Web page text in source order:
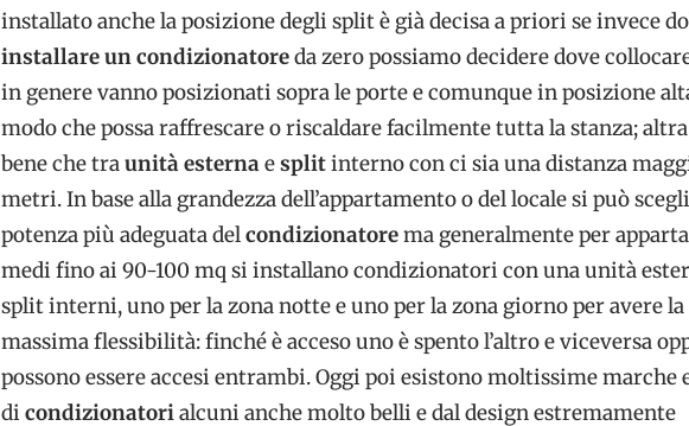
installato anche la posizione degli split è già decisa a priori se invece
installare un condizionatoreda zero possiamo decidere dove
in genere vanno posizionati sopra le porte e comunque in posizione
modo che possa raffrescare o riscaldare facilmente tutta la stanza; altra
bene che traunità esternaesplitinterno con ci sia una distanza
metri. In base alla grandezza dell’appartamento o del locale si può
potenza più adeguata delcondizionatorema generalmente per
medi fino ai 90-100 mq si installano condizionatori con una unità
split interni, uno per la zona notte e uno per la zona giorno per avere la
massima flessibilità: finché è acceso uno è spento l’altro e viceversa
possono essere accesi entrambi. Oggi poi esistono moltissime marche
di condizionatorialcuni anche molto belli e dal design estremamente